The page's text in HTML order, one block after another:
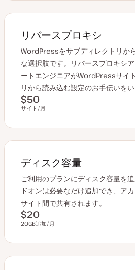
リバースプロキシ
WordPressをサブディレクトリか
な選択肢です。リバースプロキシ
ートエンジニアがWordPressサイ
リから読み込む設定のお手伝いをい
$50
サイト/月
ディスク容量
ご利用のプランにディスク容量を
ドオンは必要なだけ追加でき、ア
サイト間で共有されます。
$20
20GB追加/月